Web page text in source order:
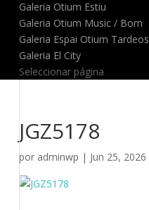
Galeria Otium Estiu
Galeria Otium Music / Born
Galeria Espai Otium Tardeos
Galeria El City
Seleccionar página
JGZ5178
por adminwp | Jun 25, 2026